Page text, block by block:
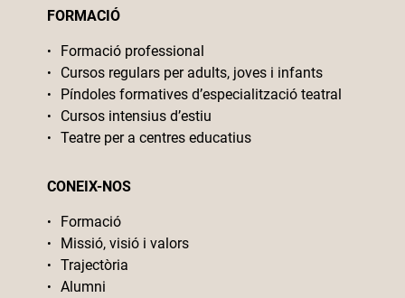
FORMACIÓ
Formació professional
Cursos regulars per adults, joves i infants
Píndoles formatives d’especialització teatral
Cursos intensius d’estiu
Teatre per a centres educatius
CONEIX-NOS
Formació
Missió, visió i valors
Trajectòria
Alumni